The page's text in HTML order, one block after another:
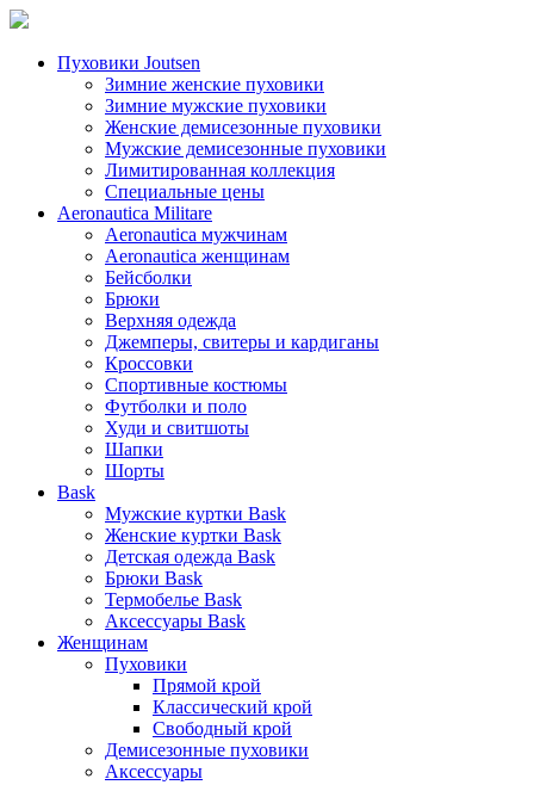
Пуховики Joutsen
Зимние женские пуховики
Зимние мужские пуховики
Женские демисезонные пуховики
Мужские демисезонные пуховики
Лимитированная коллекция
Специальные цены
Aeronautica Militare
Aeronautica мужчинам
Aeronautica женщинам
Бейсболки
Брюки
Верхняя одежда
Джемперы, свитеры и кардиганы
Кроссовки
Спортивные костюмы
Футболки и поло
Худи и свитшоты
Шапки
Шорты
Bask
Мужские куртки Bask
Женские куртки Bask
Детская одежда Bask
Брюки Bask
Термобелье Bask
Аксессуары Bask
Женщинам
Пуховики
Прямой крой
Классический крой
Свободный крой
Демисезонные пуховики
Аксессуары